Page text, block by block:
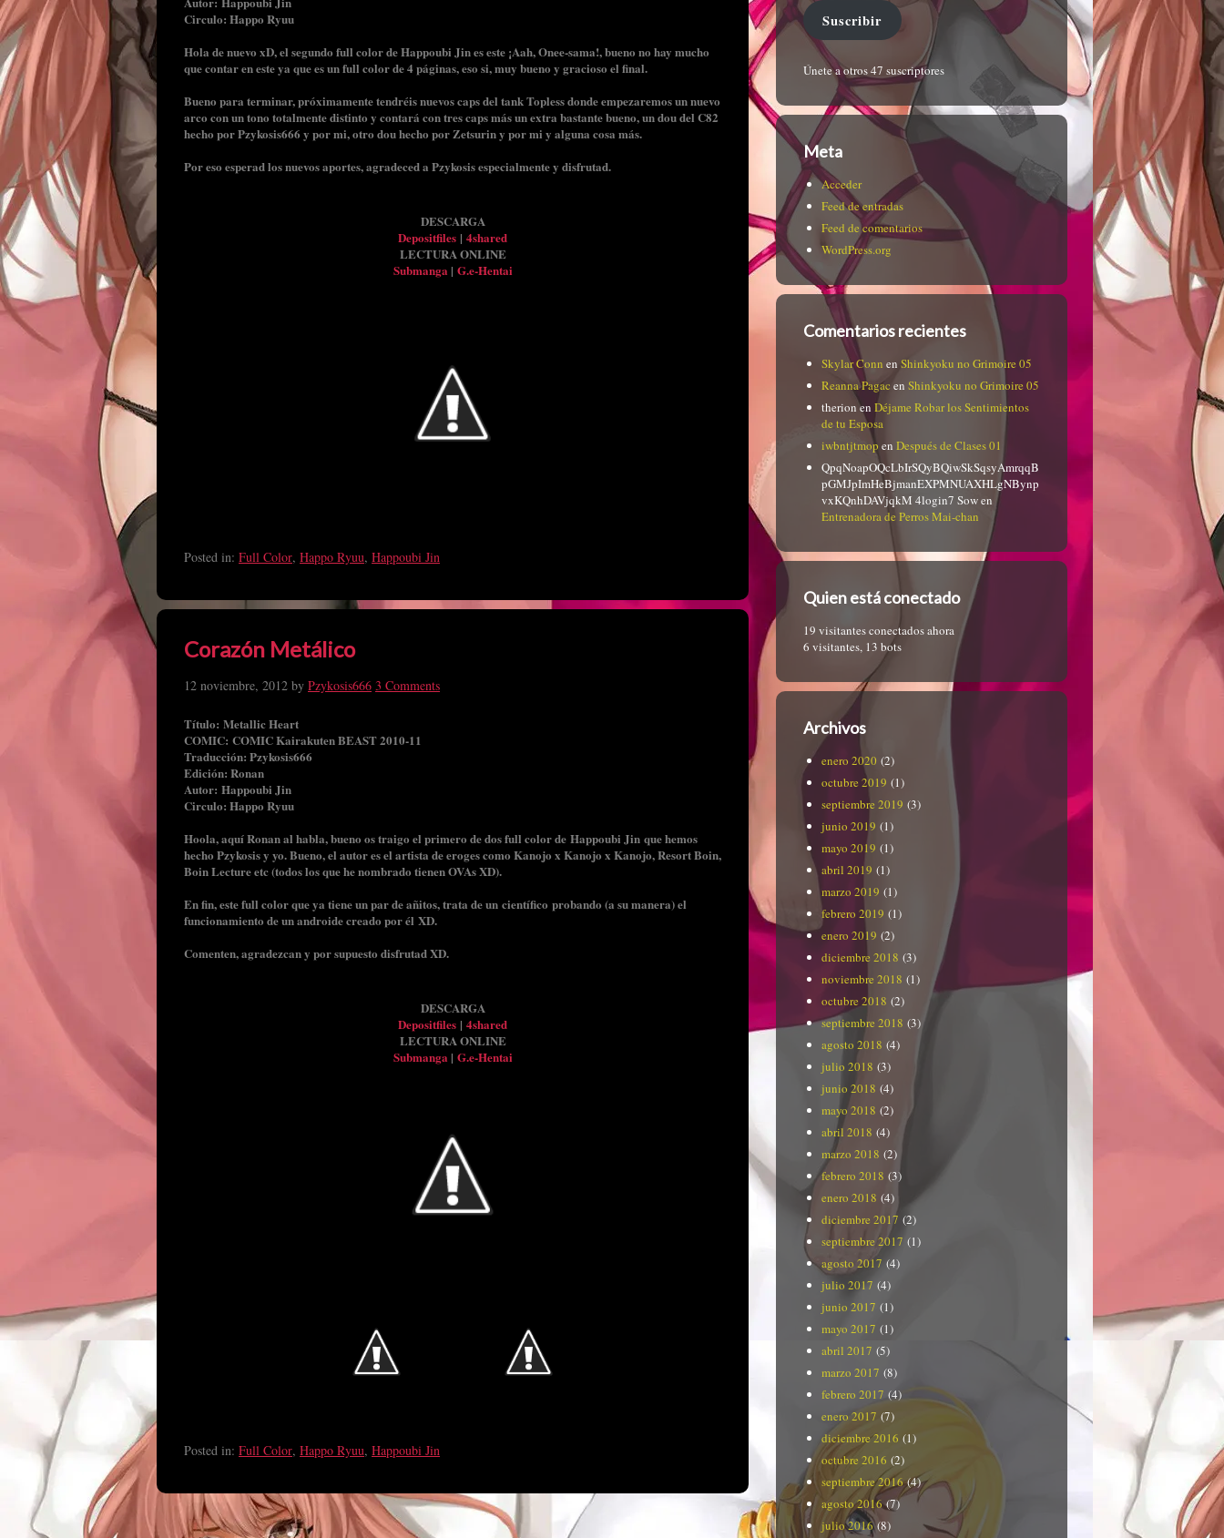
Circulo: Happo Ryuu
Hola de nuevo xD, el segundo full color de Happoubi Jin es este ¡Aah, Onee-sama!, bueno no hay mucho
que contar en este ya que es un full color de 4 páginas, eso si, muy bueno y gracioso el final.
Bueno para terminar, próximamente tendréis nuevos caps del tank Topless donde empezaremos un nuevo
arco con un tono totalmente distinto y contará con tres caps más un extra bastante bueno, un dou del C82
hecho por Pzykosis666 y por mi, otro dou hecho por Zetsurin y por mi y alguna cosa más.
Por eso esperad los nuevos aportes, agradeced a Pzykosis especialmente y disfrutad.
DESCARGA
Depositfiles | 4shared
LECTURA ONLINE
Submanga | G.e-Hentai
Posted in: Full Color, Happo Ryuu, Happoubi Jin
Corazón Metálico
12 noviembre, 2012 by Pzykosis666 3 Comments
Título: Metallic Heart
COMIC: COMIC Kairakuten BEAST 2010-11
Traducción: Pzykosis666
Edición: Ronan
Autor: Happoubi Jin
Circulo: Happo Ryuu
Hoola, aquí Ronan al habla, bueno os traigo el primero de dos full color de Happoubi Jin que hemos
hecho Pzykosis y yo. Bueno, el autor es el artista de eroges como Kanojo x Kanojo x Kanojo, Resort Boin,
Boin Lecture etc (todos los que he nombrado tienen OVAs XD).
En fin, este full color que ya tiene un par de añitos, trata de un científico probando (a su manera) el
funcionamiento de un androide creado por él XD.
Comenten, agradezcan y por supuesto disfrutad XD.
DESCARGA
Depositfiles | 4shared
LECTURA ONLINE
Submanga | G.e-Hentai
Posted in: Full Color, Happo Ryuu, Happoubi Jin
Suscribir
Únete a otros 47 suscriptores
Meta
Acceder
Feed de entradas
Feed de comentarios
WordPress.org
Comentarios recientes
Skylar Conn en Shinkyoku no Grimoire 05
Reanna Pagac en Shinkyoku no Grimoire 05
therionen Déjame Robar los Sentimientos
de tu Esposa
iwbntjtmop en Después de Clases 01
QpqNoapOQcLbIrSQyBQiwSkSqsyAmrqqB
pGMJpImHeBjmanEXPMNUAXHLgNBynp
vxKQnhDAVjqkM 4login7 Sowen
Entrenadora de Perros Mai-chan
Quien está conectado
19 visitantes conectados ahora
6 visitantes, 13 bots
Archivos
enero 2020 (2)
octubre 2019 (1)
septiembre 2019 (3)
junio 2019 (1)
mayo 2019 (1)
abril 2019 (1)
marzo 2019 (1)
febrero 2019 (1)
enero 2019 (2)
diciembre 2018 (3)
noviembre 2018 (1)
octubre 2018 (2)
septiembre 2018 (3)
agosto 2018 (4)
julio 2018 (3)
junio 2018 (4)
mayo 2018 (2)
abril 2018 (4)
marzo 2018 (2)
febrero 2018 (3)
enero 2018 (4)
diciembre 2017 (2)
septiembre 2017 (1)
agosto 2017 (4)
julio 2017 (4)
junio 2017 (1)
mayo 2017 (1)
abril 2017 (5)
marzo 2017 (8)
febrero 2017 (4)
enero 2017 (7)
diciembre 2016 (1)
octubre 2016 (2)
septiembre 2016(4)
agosto 2016(7)
julio 2016(8)